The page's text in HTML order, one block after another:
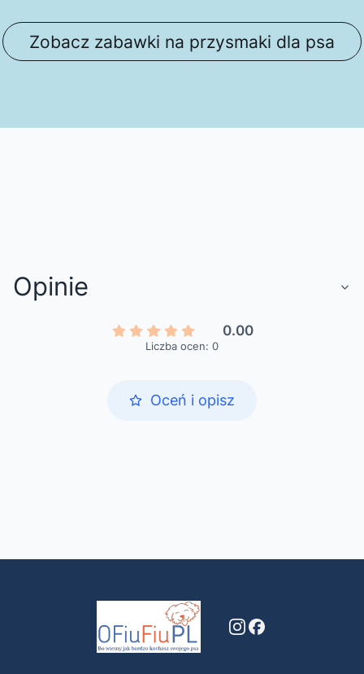
Zobacz zabawki na przysmaki dla psa
Opinie
0.00
Liczba ocen: 0
Oceń i opisz